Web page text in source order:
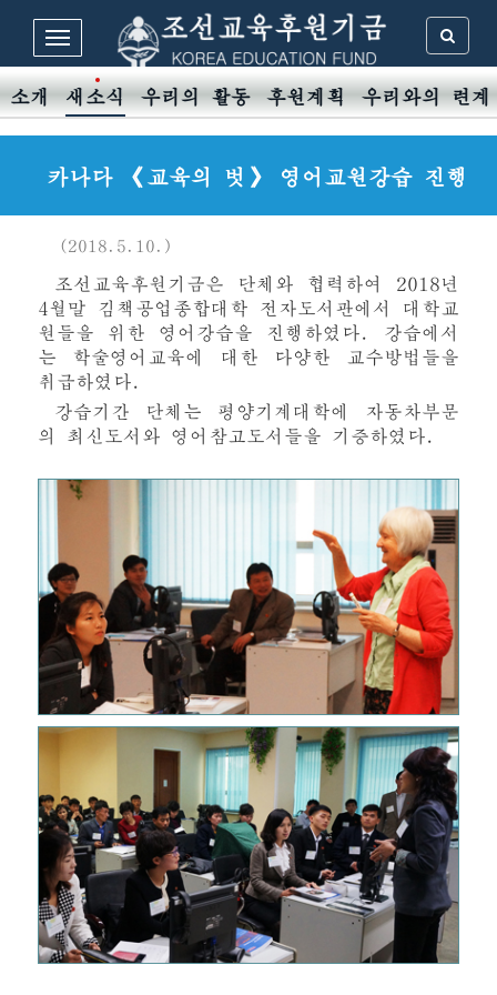
소개 새소식 우리의 활동 후원계획 우리와의 련계
카나다 《교육의 벗》 영어교원강습 진행
(2018.5.10.)
조선교육후원기금은 단체와 협력하여 2018년
4월말 김책공업종합대학 전자도서관에서 대학교
원들을 위한 영어강습을 진행하였다. 강습에서
는 학술영어교육에 대한 다양한 교수방법들을
취급하였다.
강습기간 단체는 평양기계대학에 자동차부문
의 최신도서와 영어참고도서들을 기증하였다.